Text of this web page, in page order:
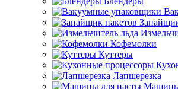
Кофемолки
Куттеры
Лапшерезка
Машины